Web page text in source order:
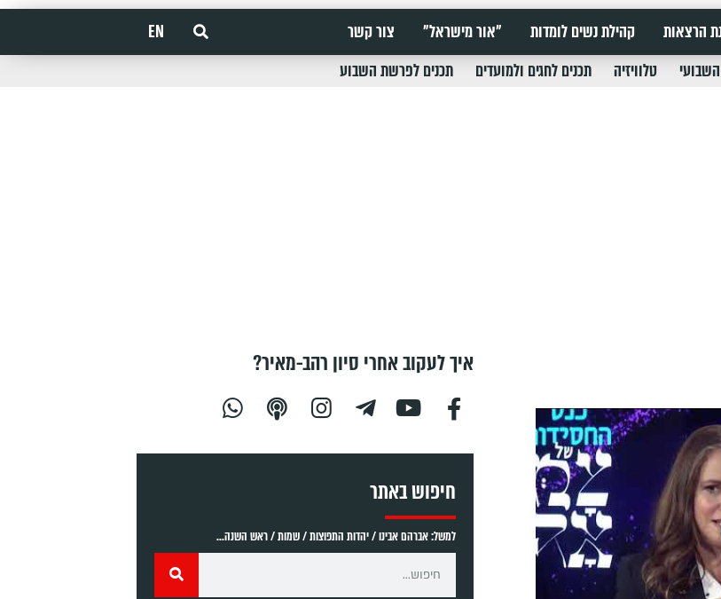
הרצאות קהילת נשים לומדות "אור מישראל" צור קשר
EN
טלוויזיה תכנים לחגים ולמועדים תכנים לפרשת השבוע
איך לעקוב אחרי סיון רהב-מאיר?
חיפוש באתר
למשל: אברהם אבינו / יהדות התפוצות / שמות / ראש השנה...